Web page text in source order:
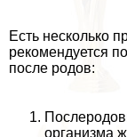
Есть несколько
рекомендуется
после родов:
организма